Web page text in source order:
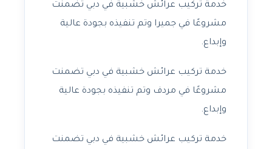
خدمة تركيب عرائش خشبية في دبي تضمنت
مشروعًا في جميرا وتم تنفيذه بجودة عالية
وإبداع.
خدمة تركيب عرائش خشبية في دبي تضمنت
مشروعًا في مردف وتم تنفيذه بجودة عالية
وإبداع.
خدمة تركيب عرائش خشبية في دبي تضمنت